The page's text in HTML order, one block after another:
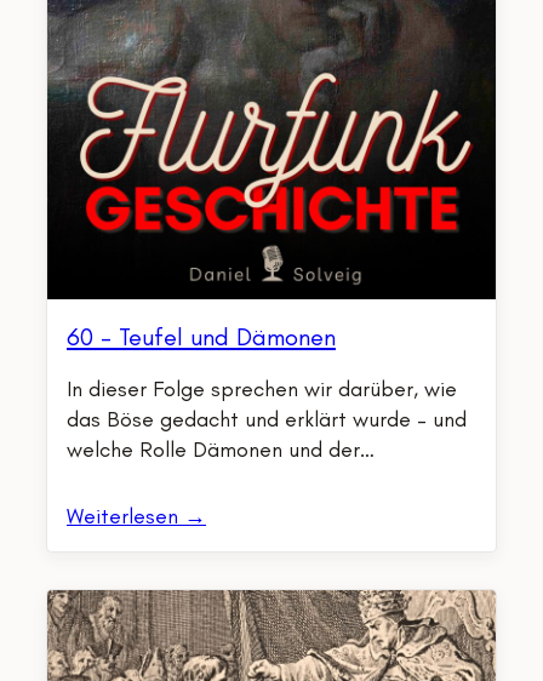
60 – Teufel und Dämonen
In dieser Folge sprechen wir darüber, wie
das Böse gedacht und erklärt wurde – und
welche Rolle Dämonen und der…
Weiterlesen →